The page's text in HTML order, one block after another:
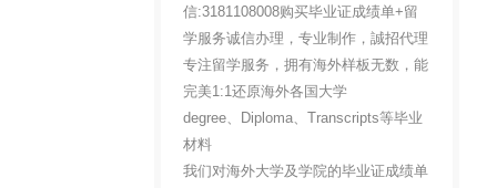
信:3181108008购买毕业证成绩单+留
学服务诚信办理，专业制作，誠招代理
专注留学服务，拥有海外样板无数，能
完美1:1还原海外各国大学
degree、Diploma、Transcripts等毕业
材料
我们对海外大学及学院的毕业证成绩单